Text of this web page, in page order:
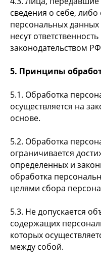
сведения о себе,
персональных данных
несут
законодательством
5. Принципы
5.1. Обработка
осуществляется на
основе.
5.2. Обработка
ограничивается
определенных и
обработка
целями сбора
5.3. Не допускается
содержащих
которых
между собой.